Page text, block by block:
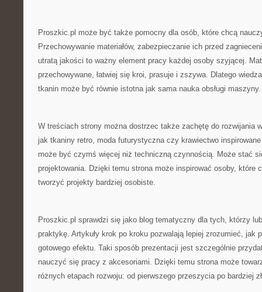
Proszkic.pl może być także pomocny dla osób, które chcą
Przechowywanie materiałów, zabezpieczanie ich przed
utratą jakości to ważny element pracy każdej osoby szyjącej.
przechowywane, łatwiej się kroi, prasuje i zszywa. Dlatego
tkanin może być równie istotna jak sama nauka obsługi maszyny.
W treściach strony można dostrzec także zachętę do rozwijania
jak tkaniny retro, moda futurystyczna czy krawiectwo
może być czymś więcej niż techniczną czynnością. Może stać
projektowania. Dzięki temu strona może inspirować osoby, które
tworzyć projekty bardziej osobiste.
Proszkic.pl sprawdzi się jako blog tematyczny dla tych, którzy
praktykę. Artykuły krok po kroku pozwalają lepiej zrozumieć, jak
gotowego efektu. Taki sposób prezentacji jest szczególnie
nauczyć się pracy z akcesoriami. Dzięki temu strona może
różnych etapach rozwoju: od pierwszego przeszycia po bardziej